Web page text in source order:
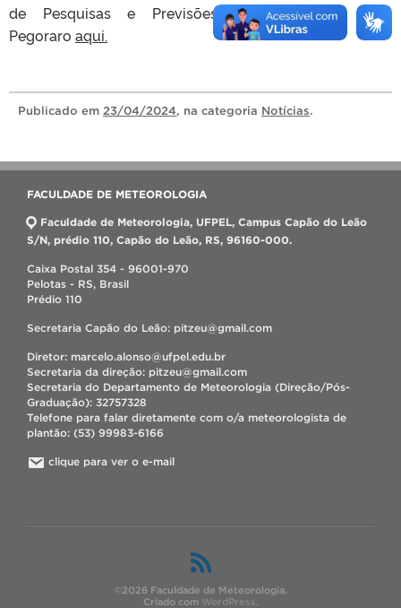
de Pesquisas e Previsões Meteorológicas Darci
Pegoraro aqui.
Publicado em 23/04/2024, na categoria Notícias.
FACULDADE DE METEOROLOGIA
Faculdade de Meteorologia, UFPEL, Campus Capão do Leão
S/N, prédio 110, Capão do Leão, RS, 96160-000.
Caixa Postal 354 - 96001-970
Pelotas - RS, Brasil
Prédio 110
Secretaria Capão do Leão: pitzeu@gmail.com
Diretor: marcelo.alonso@ufpel.edu.br
Secretaria da direção: pitzeu@gmail.com
Secretaria do Departamento de Meteorologia (Direção/Pós-
Graduação): 32757328
Telefone para falar diretamente com o/a meteorologista de
plantão: (53) 99983-6166
clique para ver o e-mail
©2026 Faculdade de Meteorologia.
Criado com WordPress.